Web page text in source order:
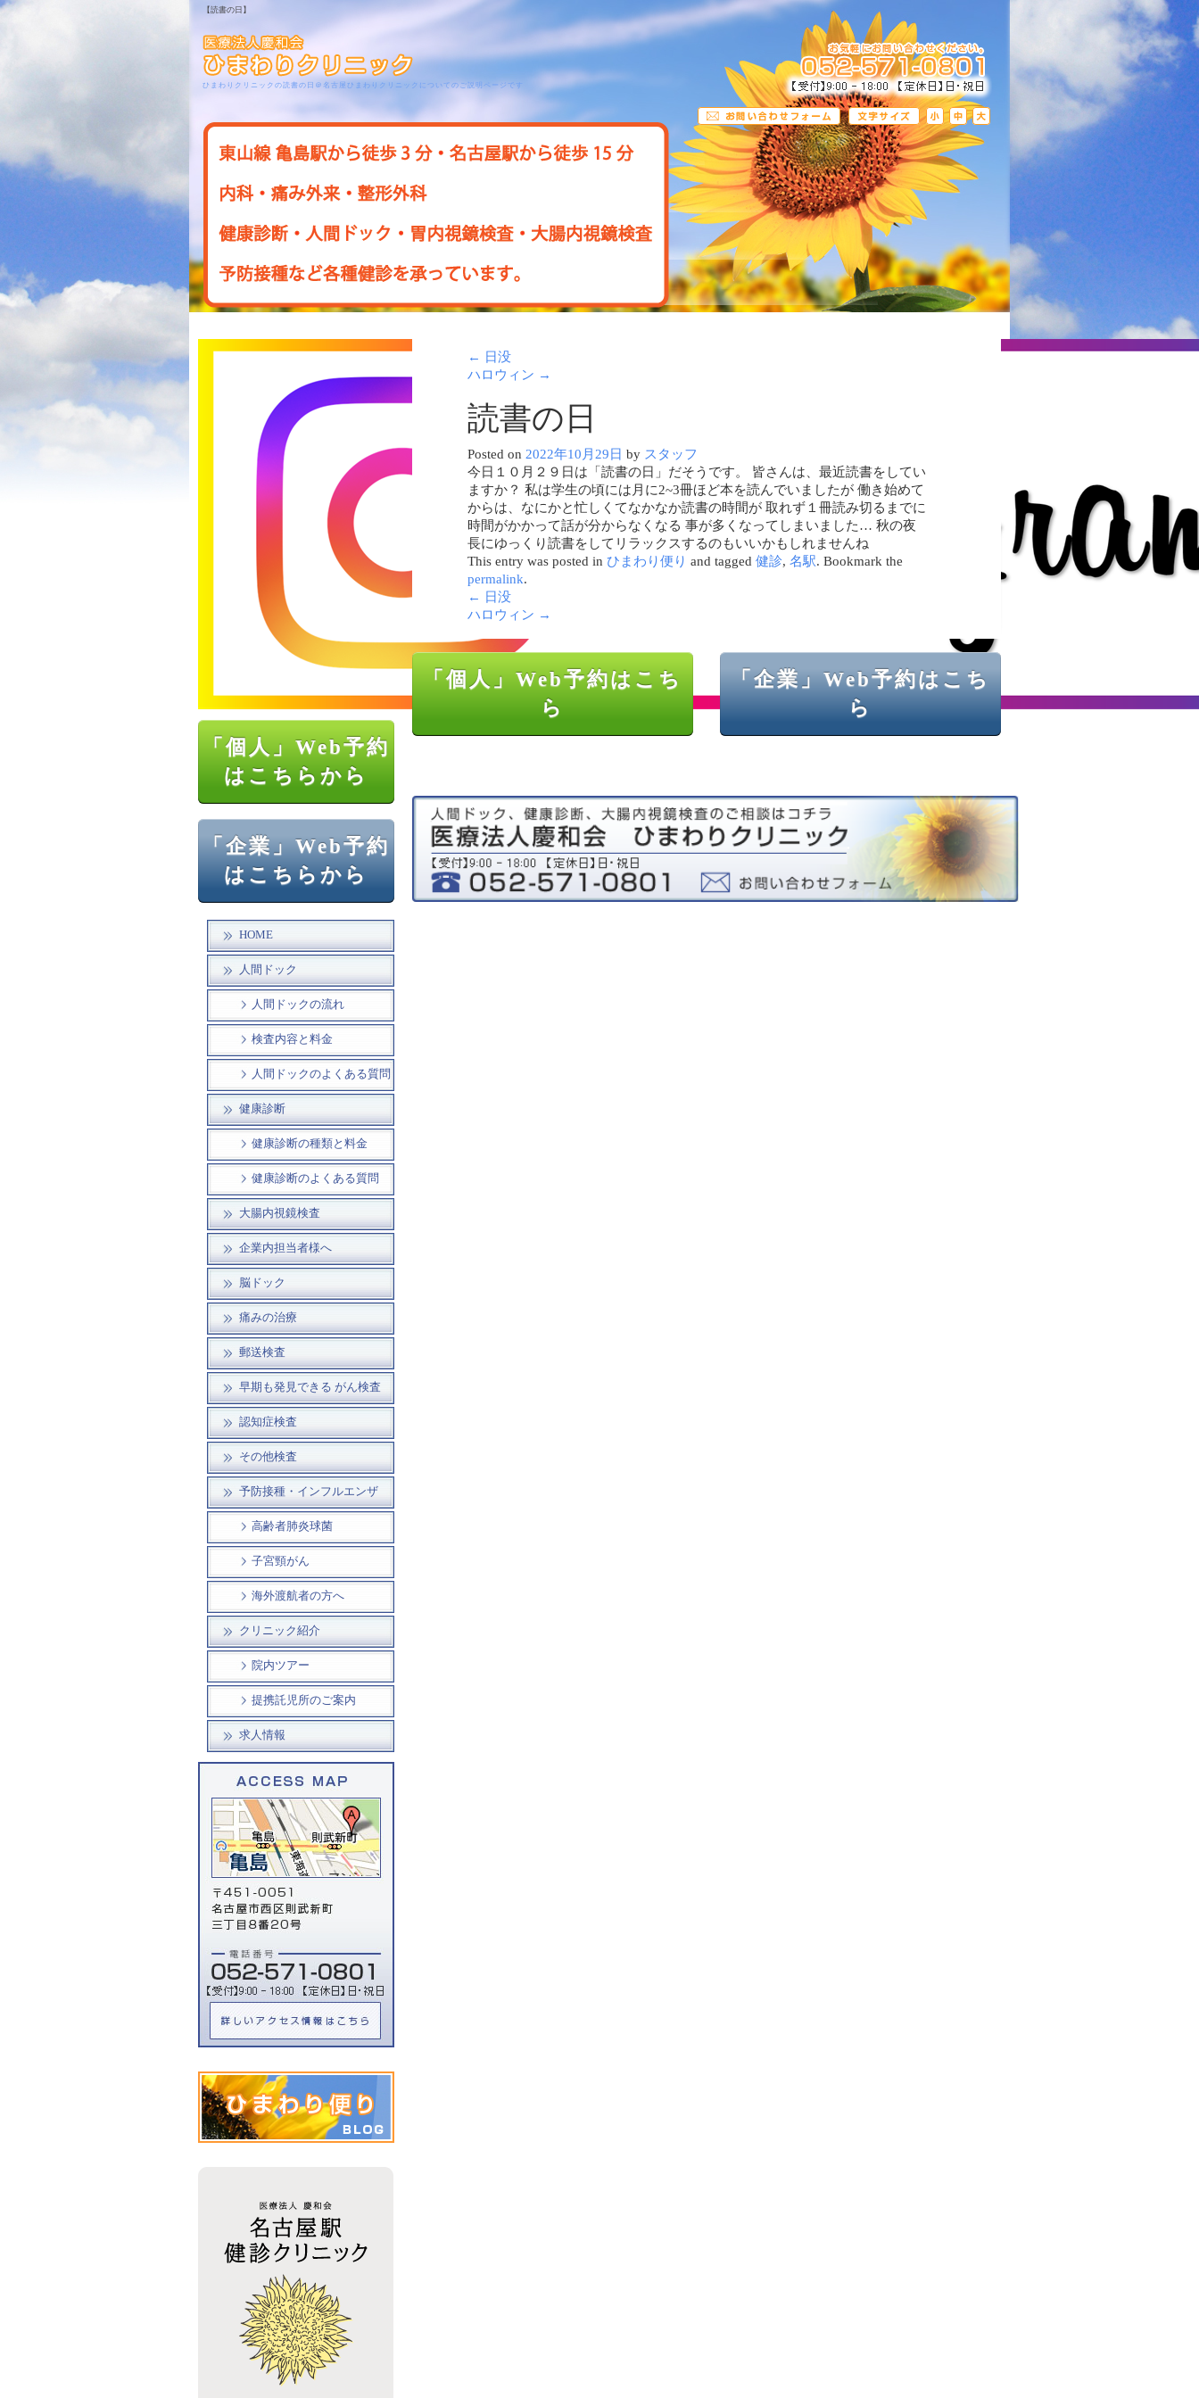
【読書の日】
ひまわりクリニックの読書の日＠名古屋ひまわりクリニックについてのご説明ページです
「個人」Web予約
はこちらから
「企業」Web予約
はこちらから
HOME
人間ドック
人間ドックの流れ
検査内容と料金
人間ドックのよくある質問
健康診断
健康診断の種類と料金
健康診断のよくある質問
大腸内視鏡検査
企業内担当者様へ
脳ドック
痛みの治療
郵送検査
早期も発見できる がん検査
認知症検査
その他検査
予防接種・インフルエンザ
高齢者肺炎球菌
子宮頸がん
海外渡航者の方へ
クリニック紹介
院内ツアー
提携託児所のご案内
求人情報
←
日没
ハロウィン →
読書の日
Posted on 2022年10月29日 by スタッフ
今日１０月２９日は「読書の日」だそうです。 皆さんは、最近読書をしてい
ますか？ 私は学生の頃には月に2~3冊ほど本を読んでいましたが 働き始めて
からは、なにかと忙しくてなかなか読書の時間が 取れず１冊読み切るまでに
時間がかかって話が分からなくなる 事が多くなってしまいました… 秋の夜
長にゆっくり読書をしてリラックスするのもいいかもしれませんね
This entry was posted in ひまわり便り and tagged 健診, 名駅. Bookmark the
permalink.
←
日没
ハロウィン →
「個人」Web予約はこち
ら
「企業」Web予約はこち
ら